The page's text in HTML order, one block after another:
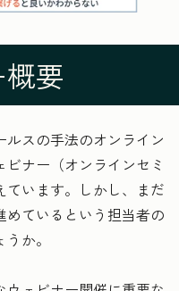
要
スの手法のオンライン
ナー（オンラインセミ
ています。しかし、まだ
ているという担当者の
か。